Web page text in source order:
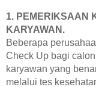
Kegiatan
Berita
Edukasi
Penghargaan
1. PEMERIKSAAN
KARYAWAN.
Beberapa
Check Up bagi
karyawan yang
melalui tes